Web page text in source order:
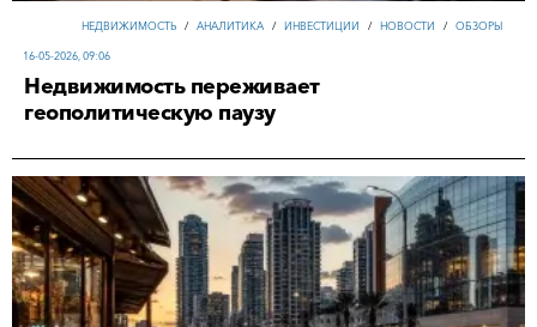
НЕДВИЖИМОСТЬ / АНАЛИТИКА / ИНВЕСТИЦИИ / НОВОСТИ / ОБЗОРЫ
16-05-2026, 09:06
Недвижимость переживает
геополитическую паузу